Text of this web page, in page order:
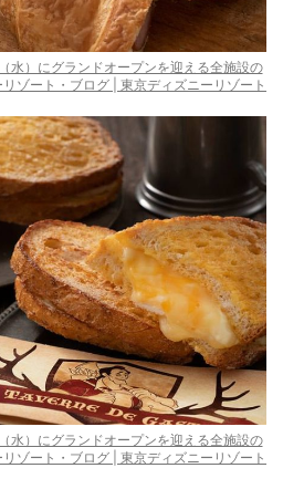
水）にグランドオープンを迎える全施設の
ゾート・ブログ | 東京ディズニーリゾート
水）にグランドオープンを迎える全施設の
ゾート・ブログ | 東京ディズニーリゾート